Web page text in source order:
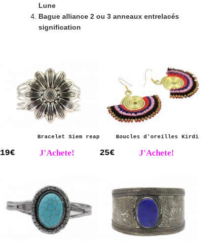
Lune
Bague alliance 2 ou 3 anneaux entrelacés
signification
Bracelet Siem reap
19€ J'Achete!
Boucles d'oreilles Kirdi
25€ J'Achete!